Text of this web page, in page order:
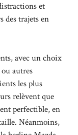
et
des trajets en
avec un choix
autres
les plus
relèvent que
perfectible, en
Néanmoins,